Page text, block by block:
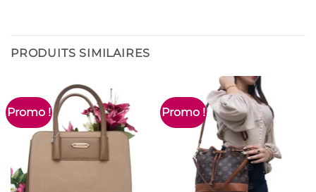
PRODUITS SIMILAIRES
Promo ! Promo !